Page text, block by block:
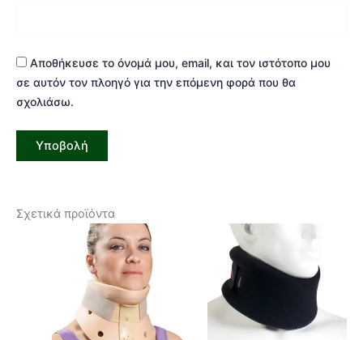
Αποθήκευσε το όνομά μου, email, και τον ιστότοπο μου
σε αυτόν τον πλοηγό για την επόμενη φορά που θα
σχολιάσω.
Σχετικά προϊόντα
πολλαπλές
παραλλαγές.